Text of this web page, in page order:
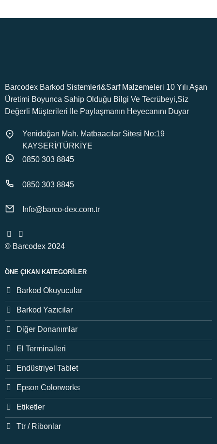
Barcodex Barkod Sistemleri&Sarf Malzemeleri 10 Yılı Aşan
Üretimi Boyunca Sahip Olduğu Bilgi Ve Tecrübeyi,Siz
Değerli Müşterileri Ile Paylaşmanın Heyecanını Duyar
Yenidoğan Mah. Matbaacılar Sitesi No:19
KAYSERİ/TÜRKİYE
0850 303 8845
0850 303 8845
Info@barco-dex.com.tr
© Barcodex 2024
ÖNE ÇIKAN KATEGORILER
Barkod Okuyucular
Barkod Yazıcılar
Diğer Donanımlar
El Terminalleri
Endüstriyel Tablet
Epson Colorworks
Etiketler
Ttr / Ribonlar